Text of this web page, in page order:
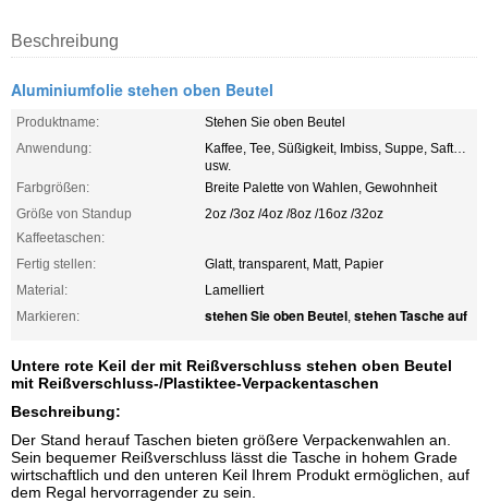
Beschreibung
Aluminiumfolie stehen oben Beutel
Produktname:
Stehen Sie oben Beutel
Anwendung:
Kaffee, Tee, Süßigkeit, Imbiss, Suppe, Saft…
usw.
Farbgrößen:
Breite Palette von Wahlen, Gewohnheit
Größe von Standup
Kaffeetaschen:
2oz /3oz /4oz /8oz /16oz /32oz
Fertig stellen:
Glatt, transparent, Matt, Papier
Material:
Lamelliert
Markieren:
stehen Sie oben Beutel, stehen Tasche auf
Untere rote Keil der mit Reißverschluss stehen oben Beutel
mit Reißverschluss-/Plastiktee-Verpackentaschen
Beschreibung:
Der Stand herauf Taschen bieten größere Verpackenwahlen an.
Sein bequemer Reißverschluss lässt die Tasche in hohem Grade
wirtschaftlich und den unteren Keil Ihrem Produkt ermöglichen, auf
dem Regal hervorragender zu sein.